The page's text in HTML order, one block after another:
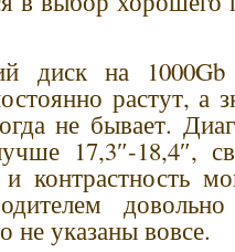
диск на
растут, а
не бывает.
17,3″-18,4″,
контрастность
не указаны вовсе.